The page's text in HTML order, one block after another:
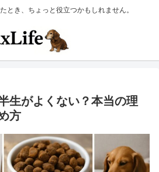
とき、ちょっと役立つかもしれません。
生がよくない？本当の理
方